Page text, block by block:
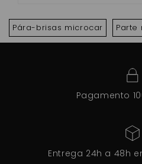
Pára-brisas microcar Parte
Pagamento
Entrega 24h a 48h